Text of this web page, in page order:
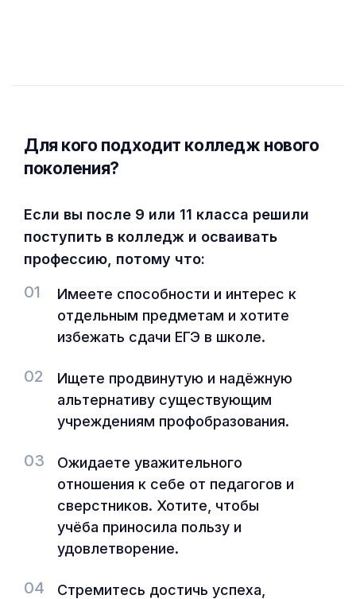
Для кого подходит колледж нового
поколения?
Если вы после 9 или 11 класса решили
поступить в колледж и осваивать
профессию, потому что:
01
Имеете способности и интерес к
отдельным предметам и хотите
избежать сдачи ЕГЭ в школе.
02
Ищете продвинутую и надёжную
альтернативу существующим
учреждениям профобразования.
03
Ожидаете уважительного
отношения к себе от педагогов и
сверстников. Хотите, чтобы
учёба приносила пользу и
удовлетворение.
04
Стремитесь достичь успеха,